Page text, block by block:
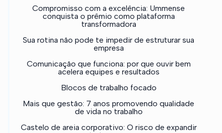
Compromisso com a excelência: Ummense
conquista o prêmio como plataforma
transformadora
Sua rotina não pode te impedir de estruturar sua
empresa
Comunicação que funciona: por que ouvir bem
acelera equipes e resultados
Blocos de trabalho focado
Mais que gestão: 7 anos promovendo qualidade
de vida no trabalho
Castelo de areia corporativo: O risco de expandir